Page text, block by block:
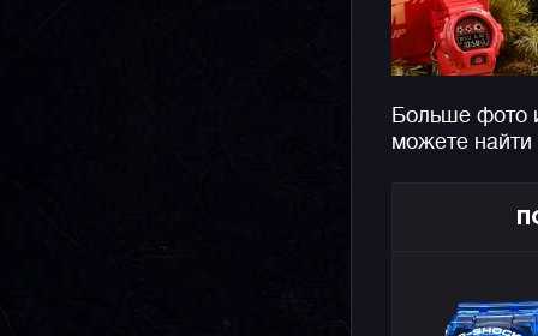
Больше фото
можете